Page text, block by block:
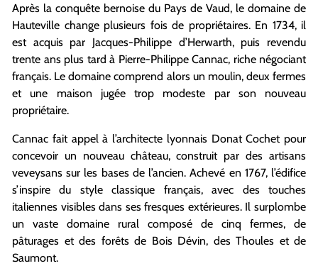
Après la conquête bernoise du Pays de Vaud, le domaine de
Hauteville change plusieurs fois de propriétaires. En 1734, il
est acquis par Jacques-Philippe d’Herwarth, puis revendu
trente ans plus tard à Pierre-Philippe Cannac, riche négociant
français. Le domaine comprend alors un moulin, deux fermes
et une maison jugée trop modeste par son nouveau
propriétaire.
Cannac fait appel à l’architecte lyonnais Donat Cochet pour
concevoir un nouveau château, construit par des artisans
veveysans sur les bases de l’ancien. Achevé en 1767, l’édifice
s’inspire du style classique français, avec des touches
italiennes visibles dans ses fresques extérieures. Il surplombe
un vaste domaine rural composé de cinq fermes, de
pâturages et des forêts de Bois Dévin, des Thoules et de
Saumont.